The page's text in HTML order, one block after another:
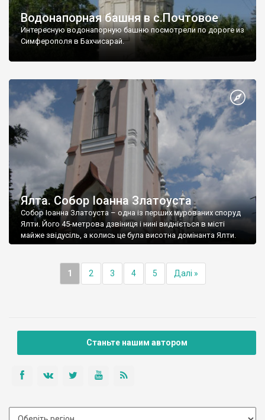
Водонапорная башня в с.Почтовое
Интересную водонапорную башню посмотрели по дороге из
Симферополя в Бахчисарай.
Ялта. Собор Іоанна Златоуста
Собор Іоанна Златоуста – одна із перших мурованих споруд
Ялти. Його 45-метрова дзвіниця і нині видніється в місті
майже звідусіль, а колись це була висотна домінанта Ялти.
1 2 3 4 5 Далі »
Станьте нашим автором